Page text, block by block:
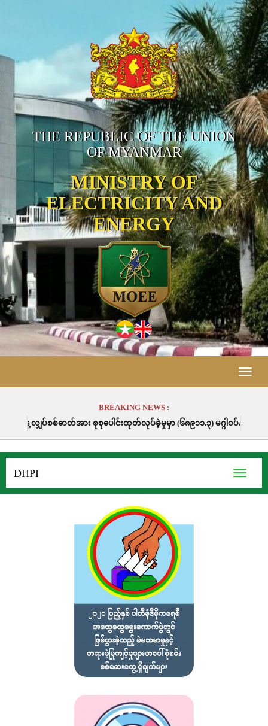
THE REPUBLIC OF THE UNION
OF MYANMAR
MINISTRY OF
ELECTRICITY AND
ENERGY
Toggle
BREAKING NEWS :
စုပေါင်းထုတ်လုပ်ခဲ့မှုမှာ (၆၈၉၁၁.၃) မဂ္ဂါဝပ်နာရီဖြစ်ပါသည်။
Toggle
DHPI